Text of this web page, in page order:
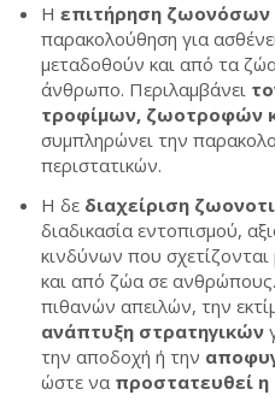
Η επιτήρηση ζωονόσων
παρακολούθηση για
μεταδοθούν και από τα
άνθρωπο. Περιλαμβάνει
τροφίμων, ζωοτροφών
συμπληρώνει την
περιστατικών.
Η δε διαχείριση
διαδικασία εντοπισμού,
κινδύνων που
και από ζώα σε
πιθανών απειλών, την
ανάπτυξη στρατηγικών
την αποδοχή ή την
ώστε να προστατευθεί η